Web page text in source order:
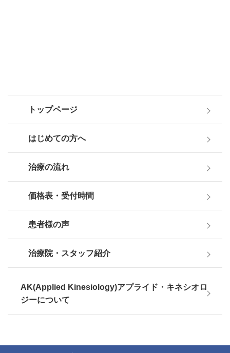
トップページ
はじめての方へ
治療の流れ
価格表・受付時間
患者様の声
治療院・スタッフ紹介
AK(Applied Kinesiology)アプライド・キネシオロ
ジーについて